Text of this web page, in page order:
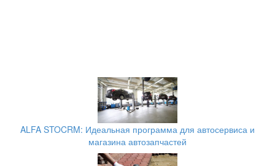
ALFA STOCRM: Идеальная программа для автосервиса и
магазина автозапчастей